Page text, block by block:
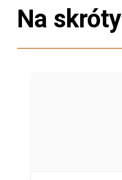
Na skróty